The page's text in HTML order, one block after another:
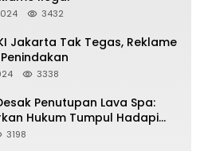
3432
Jakarta Tak Tegas, Reklame
3338
Penutupan Lava Spa:
Hukum Tumpul Hadapi
3198